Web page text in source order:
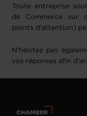
Toute entreprise
de Commerce sur
points d’attention)
N’hésitez pas
vos réponses afin